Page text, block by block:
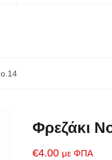
Φρεζάκι
€4.00 με ΦΠΑ